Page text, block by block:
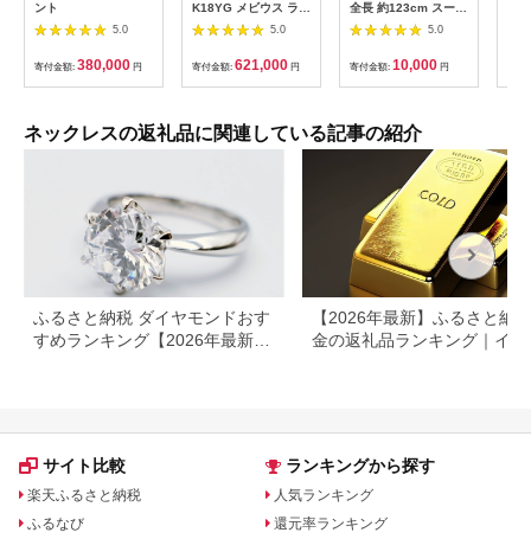
ント
5.0
寄付金額: 380,000 円
K18YG メビウス ラリ
エット Y字ネックレス
ペンダントP0095
5.0
寄付金額: 621,000 円
全長 約123cm スーパ
ーロングネックレス
アンティークゴールド
カラー
STN558003Y
5.0
寄付金額: 10,000 円
ネックレスの返礼品に関連している記事の紹介
ふるさと納税 ダイヤモンドおす
すめランキング【2026年最新】
【2026年最新】ふるさと納
金の返礼品ランキング｜イン
サイト比較
楽天ふるさと納税
ふるなび
ランキングから探す
人気ランキング
還元率ランキング